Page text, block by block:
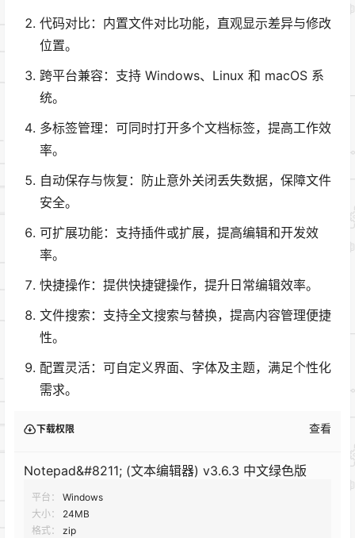
代码对比：内置文件对比功能，直观显示差异与修改
位置。
跨平台兼容：支持 Windows、Linux 和 macOS 系
统。
多标签管理：可同时打开多个文档标签，提高工作效
率。
自动保存与恢复：防止意外关闭丢失数据，保障文件
安全。
可扩展功能：支持插件或扩展，提高编辑和开发效
率。
快捷操作：提供快捷键操作，提升日常编辑效率。
文件搜索：支持全文搜索与替换，提高内容管理便捷
性。
配置灵活：可自定义界面、字体及主题，满足个性化
需求。
下载权限 查看
Notepad&#8211; (文本编辑器) v3.6.3 中文绿色版
平台：
Windows
大小：
24MB
格式：
zip